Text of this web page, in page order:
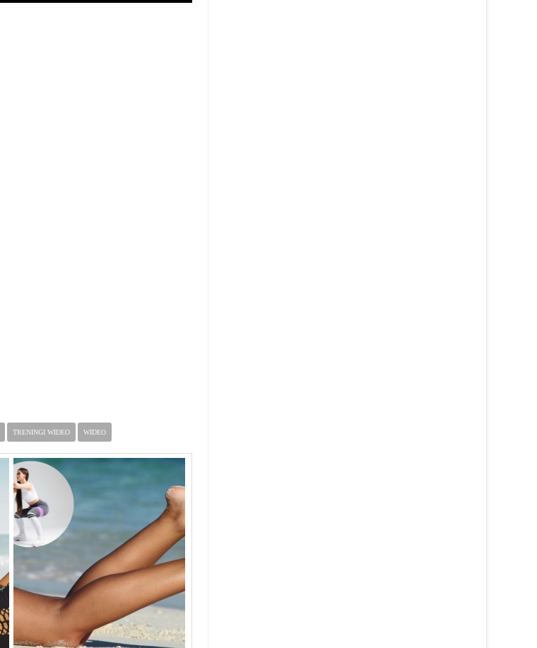
TRENINGI WIDEO WIDEO